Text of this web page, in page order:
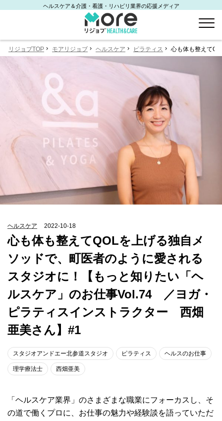
ヘルスケア＆介護・看護・リハビリ業界の応援メディア
リジョブTOP モアリジョブ ヘルスケア ピラティス 心も体も整えて
ヘルスケア 2022-10-18
心も体も整えてQOLを上げる独自メ
ソッドで、町医者のように愛される
スタジオに！【もっと知りたい「ヘ
ルスケア」のお仕事Vol.74 ／ヨガ・
ピラティスインストラクター 西畑
亜美さん】#1
スタジオアンドエー北参道スタジオ ピラティス ヘルスのお仕事
理学療法士 西畑亜美
「ヘルスケア業界」のさまざまな職業にフォーカスし、そ
の道で働くプロに、お仕事の魅力や経験談を語っていただ